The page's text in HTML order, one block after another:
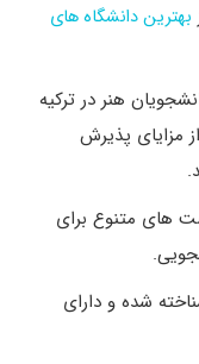
بهترین دانشگاه های
هنر در ترکیه
مزایای پذیرش
های متنوع برای
شده و دارای